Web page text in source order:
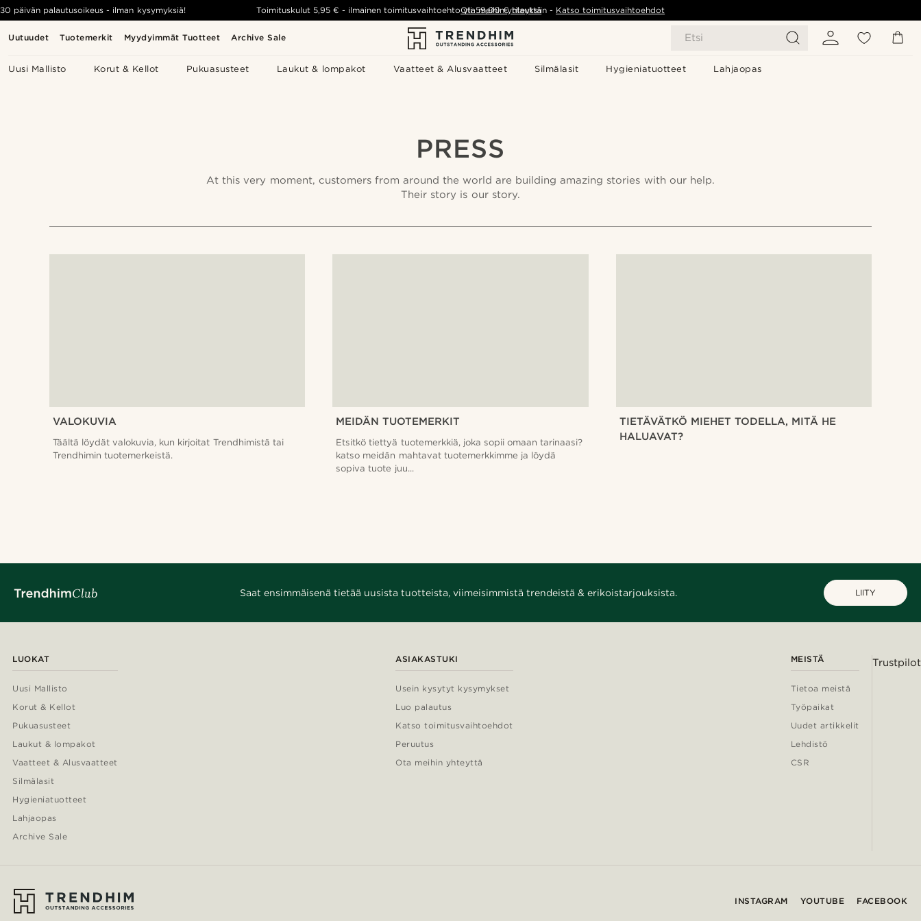
Uutuudet Tuotemerkit Myydyimmät Tuotteet Archive Sale Etsi
Uusi Mallisto Korut & Kellot Pukuasusteet Laukut & lompakot Vaatteet & Alusvaatteet Silmälasit Hygieniatuotteet Lahjaopas
30 päivän palautusoikeus - ilman kysymyksiä! Toimituskulut 5,95 € - ilmainen toimitusvaihtoehto yli 59,00 €tilauksiin - Katso toimitusvaihtoehdot
Ota meihin yhteyttä
PRESS
At this very moment, customers from around the world are building amazing stories with our help.
Their story is our story.
VALOKUVIA
Täältä löydät valokuvia, kun kirjoitat Trendhimistä tai
Trendhimin tuotemerkeistä.
MEIDÄN TUOTEMERKIT
Etsitkö tiettyä tuotemerkkiä, joka sopii omaan tarinaasi?
katso meidän mahtavat tuotemerkkimme ja löydä
sopiva tuote juu...
TIETÄVÄTKÖ MIEHET TODELLA, MITÄ HE
HALUAVAT?
Saat ensimmäisenä tietää uusista tuotteista, viimeisimmistä trendeistä & erikoistarjouksista. LIITY
LUOKAT
Uusi Mallisto
Korut & Kellot
Pukuasusteet
Laukut & lompakot
Vaatteet & Alusvaatteet
Silmälasit
Hygieniatuotteet
Lahjaopas
Archive Sale
ASIAKASTUKI
Usein kysytyt kysymykset
Luo palautus
Katso toimitusvaihtoehdot
Peruutus
Ota meihin yhteyttä
MEISTÄ
Tietoa meistä
Työpaikat
Uudet artikkelit
Lehdistö
CSR
Trustpilot
INSTAGRAM YOUTUBE FACEBOOK